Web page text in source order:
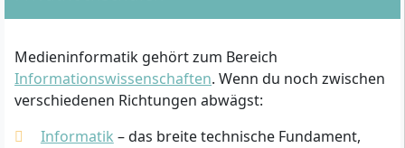
Medieninformatik gehört zum Bereich
Informationswissenschaften. Wenn du noch zwischen
verschiedenen Richtungen abwägst:
Informatik – das breite technische Fundament,